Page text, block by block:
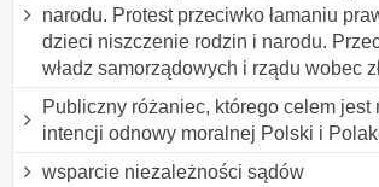
narodu. Protest przeciwko łamaniu
dzieci niszczenie rodzin i narodu.
władz samorządowych i rządu wobec
Publiczny różaniec, którego celem jest
intencji odnowy moralnej Polski i
wsparcie niezależności sądów